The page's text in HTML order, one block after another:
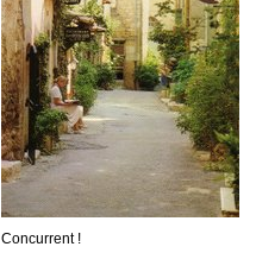
Concurrent !